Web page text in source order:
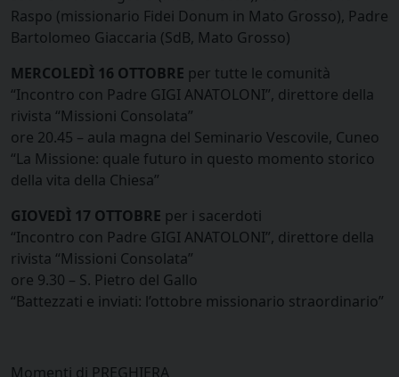
Raspo (missionario Fidei Donum in Mato Grosso), Padre
Bartolomeo Giaccaria (SdB, Mato Grosso)
MERCOLEDÌ 16 OTTOBRE per tutte le comunità
“Incontro con Padre GIGI ANATOLONI”, direttore della
rivista “Missioni Consolata”
ore 20.45 – aula magna del Seminario Vescovile, Cuneo
“La Missione: quale futuro in questo momento storico
della vita della Chiesa”
GIOVEDÌ 17 OTTOBRE per i sacerdoti
“Incontro con Padre GIGI ANATOLONI”, direttore della
rivista “Missioni Consolata”
ore 9.30 – S. Pietro del Gallo
“Battezzati e inviati: l’ottobre missionario straordinario”
Momenti di PREGHIERA